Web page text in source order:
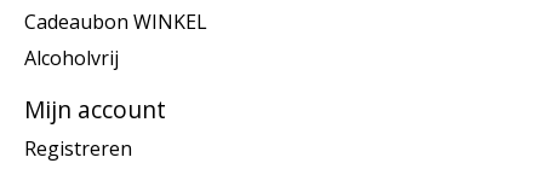
Cadeaubon WINKEL
Alcoholvrij
Mijn account
Registreren